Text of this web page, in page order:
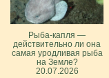
Рыба-капля —
действительно ли она
самая уродливая рыба
на Земле?
20.07.2026